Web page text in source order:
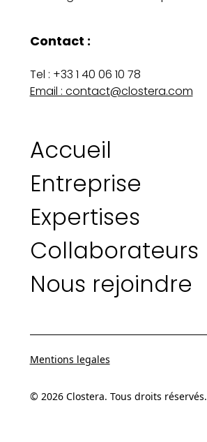
Contact :
Tel : +33 1 40 06 10 78
Email : contact@clostera.com
Accueil
Entreprise
Expertises
Collaborateurs
Nous rejoindre
© 2026 Clostera. Tous droits réservés.
Mentions legales